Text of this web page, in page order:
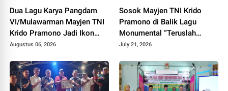
Dua Lagu Karya Pangdam
VI/Mulawarman Mayjen TNI
Krido Pramono Jadi Ikon
Singing Competition HUT ke
Augustus 06, 2026
Sosok Mayjen TNI Krido
Pramono di Balik Lagu
Monumental “Teruslah
Melangkah”
July 21, 2026